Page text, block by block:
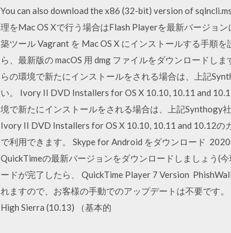
You can also download the x86 (32-bit) version of
理をMac OS Xで行う場合はFlash Playerを最新バージョ
築ツール Vagrant を Mac OS X にインストールする手順
ら、最新版の macOS 用 dmg ファイルをダウンロードし
らの環境で新たにインストールをされる場合は、上記
い。 Ivory II DVD Installers for OS X 10.10, 10.11 and
境で新たにインストールをされる場合は、上記Synthogy
Ivory II DVD Installers for OS X 10.10, 10.11 and 10.12
で利用できます。 Skype for Android をダウンロード
QuickTimeの最新バージョンをダウンロードしましょう(
ードが完了したら、 QuickTime Player 7 Version
れますので、お客様の手動でのアップデートは不要です
High Sierra (10.13) （基本的